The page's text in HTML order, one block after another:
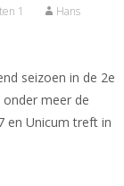
1
Hans
seizoen in de 2e
meer de
en Unicum treft in